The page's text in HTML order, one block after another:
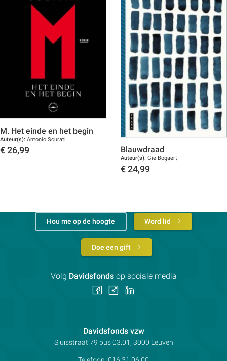
M. Het einde en het begin
Auteur(s): Antonio Scurati
€ 26,99 Blauwdraad
Auteur(s): Gie Bogaert
€ 24,99
Davidsfonds vzwContactpersoon:
Adres:
Sluisstraat 79 bus 03.01, 3000 Leuven
Hou me op de hoogte Word lid
Doe een gift
Volg Davidsfondsop sociale media
Volg Volg